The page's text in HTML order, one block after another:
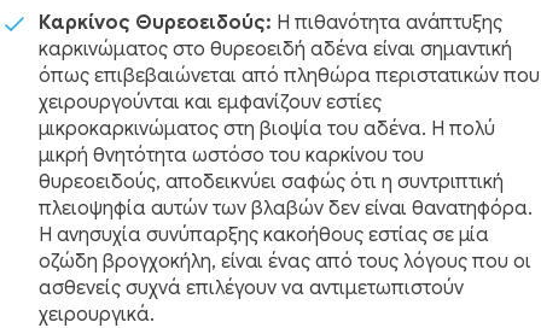
Καρκίνος Θυρεοειδούς: Η πιθανότητα ανάπτυξης
καρκινώματος στο θυρεοειδή αδένα είναι σημαντική
όπως επιβεβαιώνεται από πληθώρα περιστατικών που
χειρουργούνται και εμφανίζουν εστίες
μικροκαρκινώματος στη βιοψία του αδένα. Η πολύ
μικρή θνητότητα ωστόσο του καρκίνου του
θυρεοειδούς, αποδεικνύει σαφώς ότι η συντριπτική
πλειοψηφία αυτών των βλαβών δεν είναι θανατηφόρα.
Η ανησυχία συνύπαρξης κακοήθους εστίας σε μία
οζώδη βρογχοκήλη, είναι ένας από τους λόγους που οι
ασθενείς συχνά επιλέγουν να αντιμετωπιστούν
χειρουργικά.